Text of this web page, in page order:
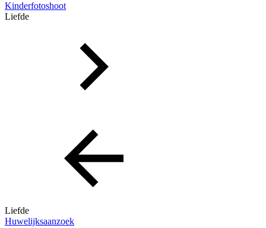
Kinderfotoshoot
Liefde
Liefde
Huwelijksaanzoek